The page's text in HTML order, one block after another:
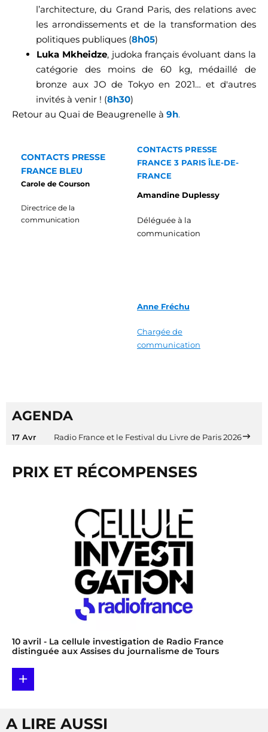
l’architecture, du Grand Paris, des relations avec
les arrondissements et de la transformation des
politiques publiques (8h05)
Luka Mkheidze, judoka français évoluant dans la
catégorie des moins de 60 kg, médaillé de
bronze aux JO de Tokyo en 2021… et d'autres
invités à venir ! (8h30)
Retour au Quai de Beaugrenelle à 9h.
CONTACTS PRESSE
FRANCE BLEU
Carole de Courson
Directrice de la
communication
CONTACTS PRESSE
FRANCE 3 PARIS ÎLE-DE-
FRANCE
Amandine Duplessy
Déléguée à la
communication
Anne Fréchu
Chargée de
communication
AGENDA
17 Avr Radio France et le Festival du Livre de Paris 2026
PRIX ET RÉCOMPENSES
10 avril - La cellule investigation de Radio France
distinguée aux Assises du journalisme de Tours
+
A LIRE AUSSI